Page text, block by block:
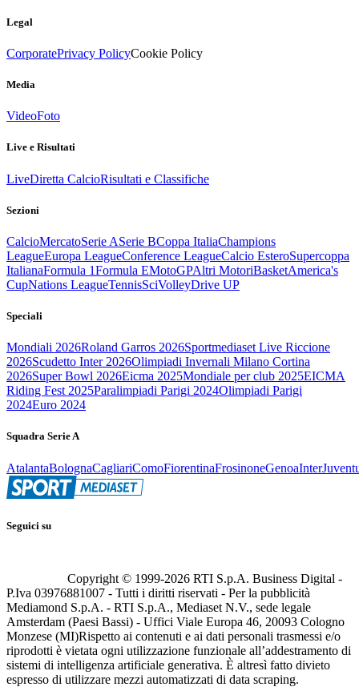
Legal
CorporatePrivacy PolicyCookie Policy
Media
VideoFoto
Live e Risultati
LiveDiretta CalcioRisultati e Classifiche
Sezioni
CalcioMercatoSerie ASerie BCoppa ItaliaChampions
LeagueEuropa LeagueConference LeagueCalcio EsteroSupercoppa
ItalianaFormula 1Formula EMotoGPAltri MotoriBasketAmerica's
CupNations LeagueTennisSciVolleyDrive UP
Speciali
Mondiali 2026Roland Garros 2026Sportmediaset Live Riccione
2026Scudetto Inter 2026Olimpiadi Invernali Milano Cortina
2026Super Bowl 2026Eicma 2025Mondiale per club 2025EICMA
Riding Fest 2025Paralimpiadi Parigi 2024Olimpiadi Parigi
2024Euro 2024
Squadra Serie A
AtalantaBolognaCagliariComoFiorentinaFrosinoneGenoaInter
Seguici su
Copyright © 1999-2026 RTI S.p.A. Business Digital -
P.Iva 03976881007 - Tutti i diritti riservati - Per la pubblicità
Mediamond S.p.A. - RTI S.p.A., Mediaset N.V., sede legale
Amsterdam (Paesi Bassi) - Uffici Viale Europa 46, 20093 Cologno
Monzese (MI)Rispetto ai contenuti e ai dati personali trasmessi e/o
riprodotti è vietata ogni utilizzazione funzionale all’addestramento di
sistemi di intelligenza artificiale generativa. È altresì fatto divieto
espresso di utilizzare mezzi automatizzati di data scraping.